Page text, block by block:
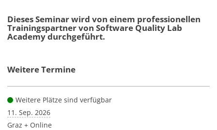
Dieses Seminar wird von einem professionellen
Trainingspartner von Software Quality Lab
Academy durchgeführt.
Weitere Termine
Weitere Plätze sind verfügbar
11. Sep. 2026
Graz + Online